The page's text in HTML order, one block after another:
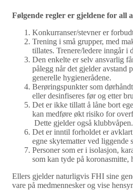
Følgende regler er gjeldene for all
Konkurranser/stevner er
Trening i små grupper, med
tillates. Trenere/ledere inngår i
Den enkelte er selv ansvarlig
pålegg når det gjelder avstand
generelle hygienerådene.
Berøringspunkter som
eller desinfiseres før og etter
Det er ikke tillatt å låne bort
kan medføre økt risiko for
Dette gjelder også klubbvåpen.
Det er inntil forholdet er
egne skytematter ved liggende
Personer som er i isolasjon,
som kan tyde på koronasmitte,
Ellers gjelder naturligvis FHI sine
vare på medmennesker og vise